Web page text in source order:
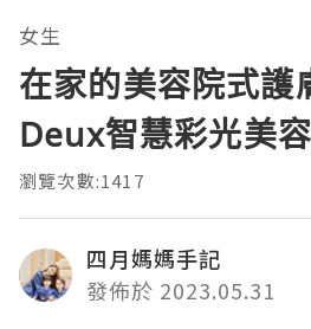
女生
在家的美容院式護
Deux智慧彩光美
瀏覽次數:1417
四月媽媽手記
發佈於 2023.05.31